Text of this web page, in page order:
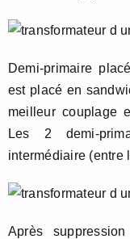
Demi-primaire
est placé en
meilleur couplage
Les 2 demi-
intermédiaire (entre
Après